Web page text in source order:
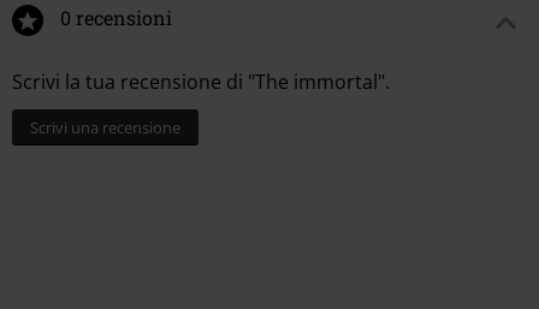
Band
Hauptstr 3
75242 Neuhausen-Hamberg
contact@reigningphoenixmusic.com
0 recensioni
Scrivi la tua recensione di "The immortal".
Scrivi una recensione